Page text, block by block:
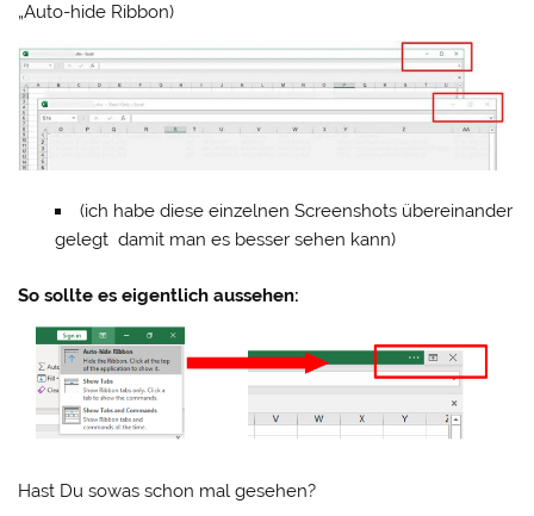
„Auto-hide Ribbon)
(ich habe diese einzelnen Screenshots übereinander
gelegt damit man es besser sehen kann)
So sollte es eigentlich aussehen:
Hast Du sowas schon mal gesehen?